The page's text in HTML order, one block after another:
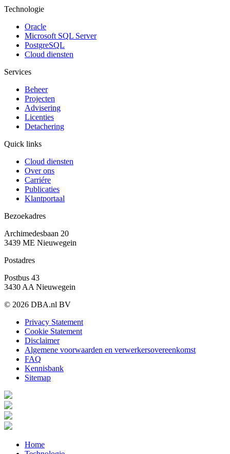
Technologie
Oracle
Microsoft SQL Server
PostgreSQL
Cloud diensten
Services
Beheer
Projecten
Advisering
Licenties
Detachering
Quick links
Cloud diensten
Over ons
Carriére
Publicaties
Klantportaal
Bezoekadres
Archimedesbaan 20
3439 ME Nieuwegein
Postadres
Postbus 43
3430 AA Nieuwegein
© 2026 DBA.nl BV
Privacy Statement
Cookie Statement
Disclaimer
Algemene voorwaarden en verwerkersovereenkomst
FAQ
Kennisbank
Sitemap
Home